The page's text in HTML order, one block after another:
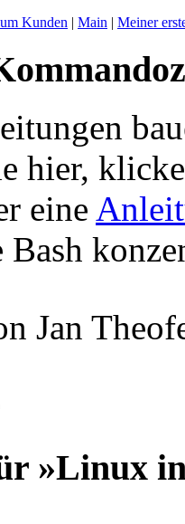
Kunden | Main | Meiner
hier,
eine
Bash
Jan
»Linux